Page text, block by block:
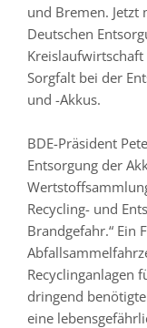
und Bremen. Jetzt
Deutschen
Sorgfalt bei der
und -Akkus.
BDE-Präsident
Entsorgung der
Recycling- und
Brandgefahr.“ Ein
Recyclinganlagen
dringend
eine